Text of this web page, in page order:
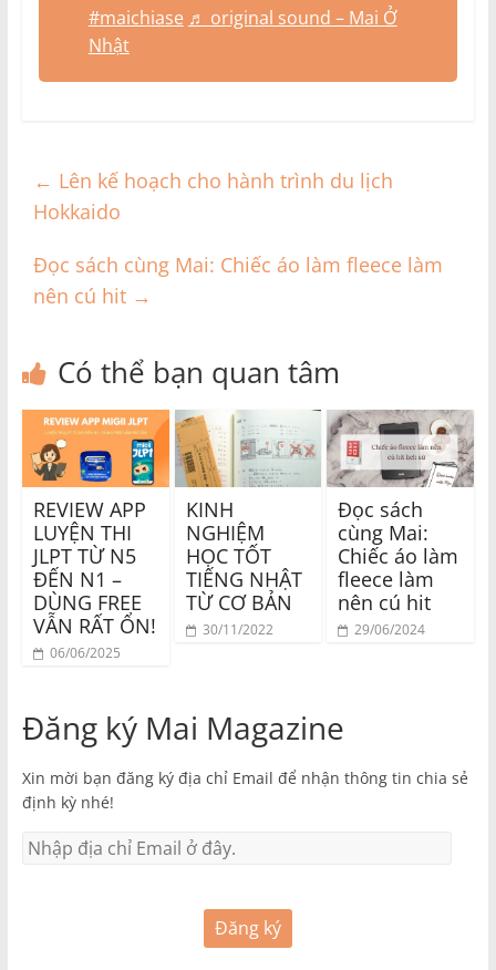
#maichiase ♬ original sound – Mai Ở
Nhật
← Lên kế hoạch cho hành trình du lịch
Hokkaido
Đọc sách cùng Mai: Chiếc áo làm fleece làm
nên cú hit →
Có thể bạn quan tâm
REVIEW APP
LUYỆN THI
JLPT TỪ N5
ĐẾN N1 –
DÙNG FREE
VẪN RẤT ỔN!
06/06/2025
KINH
NGHIỆM
HỌC TỐT
TIẾNG NHẬT
TỪ CƠ BẢN
30/11/2022
Đọc sách
cùng Mai:
Chiếc áo làm
fleece làm
nên cú hit
29/06/2024
Đăng ký Mai Magazine
Xin mời bạn đăng ký địa chỉ Email để nhận thông tin chia sẻ
định kỳ nhé!
Đăng ký